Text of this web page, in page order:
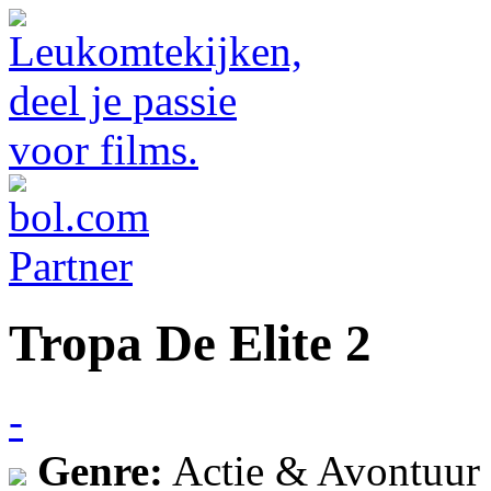
Tropa De Elite 2
-
Genre: Actie &